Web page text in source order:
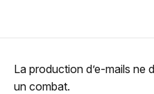
La production d’e-mails ne
un combat.